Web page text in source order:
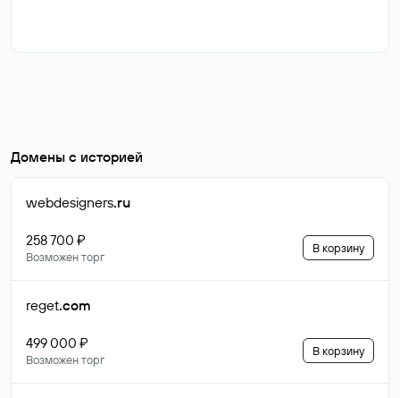
Домены с историей
webdesigners.ru
258 700 ₽
Возможен торг
В корзину
reget.com
499 000 ₽
Возможен торг
В корзину